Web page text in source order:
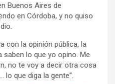
Buenos Aires de
en Córdoba, y no quiso
con la opinión pública, la
saben lo que yo opino. Me
no te voy a decir otra cosa
lo que diga la gente”.